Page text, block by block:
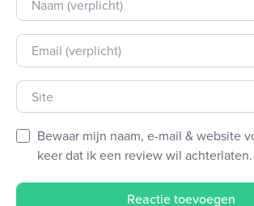
E-mail
Site
Bewaar mijn naam, e-mail & website
keer dat ik een review wil achterlaten.